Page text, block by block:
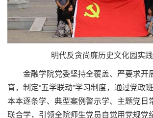
明代反贪尚廉历史文化园实
金融学院党委坚持全覆盖、严要求开
育，制定“五学联动”学习制度，通过党政
本本逐条学、典型案例警示学、主题党日
联合学，引领全院师生党员自觉用党规党